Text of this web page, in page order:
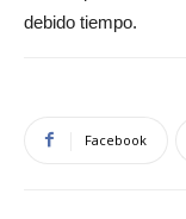
debido tiempo.
Facebook